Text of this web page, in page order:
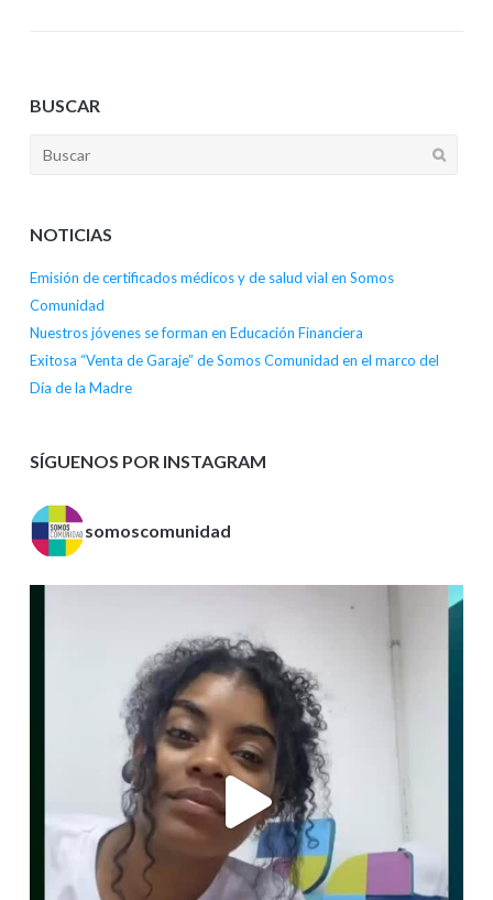
BUSCAR
NOTICIAS
Emisión de certificados médicos y de salud vial en Somos
Comunidad
Nuestros jóvenes se forman en Educación Financiera
Exitosa “Venta de Garaje” de Somos Comunidad en el marco del
Día de la Madre
SÍGUENOS POR INSTAGRAM
somoscomunidad